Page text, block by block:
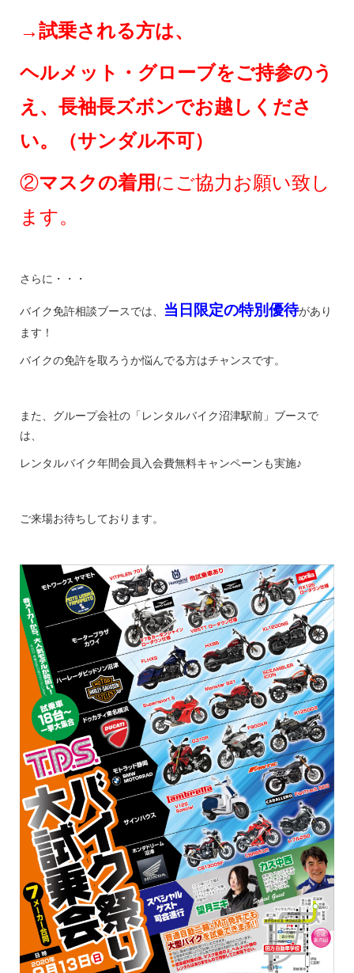
→試乗される方は、
ヘルメット・グローブをご持参のう
え、長袖長ズボンでお越しくださ
い。（サンダル不可）
②マスクの着用 にご協力お願い致し
ます。
さらに・・・
バイク免許相談ブースでは、 当日限定の特別優待があり
ます！
バイクの免許を取ろうか悩んでる方はチャンスです。
また、グループ会社の「レンタルバイク沼津駅前」ブースで
は、
レンタルバイク年間会員入会費無料キャンペーンも実施♪
ご来場お待ちしております。